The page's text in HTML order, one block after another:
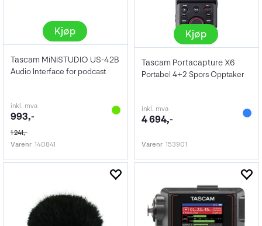
Kjøp
Tascam MiNiSTUDIO US-42B
Audio Interface for podcast
inkl. mva
993,-
1 241,-
Varenr 140841
Kjøp
Tascam Portacapture X6
Portabel 4+2 Spors Opptaker
inkl. mva
4 694,-
Varenr 153901